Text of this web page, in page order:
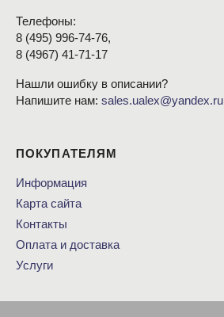
Телефоны:
8 (495) 996-74-76,
8 (4967) 41-71-17
Нашли ошибку в описании?
Напишите нам: sales.ualex@yandex.ru
ПОКУПАТЕЛЯМ
Информация
Карта сайта
Контакты
Оплата и доставка
Услуги